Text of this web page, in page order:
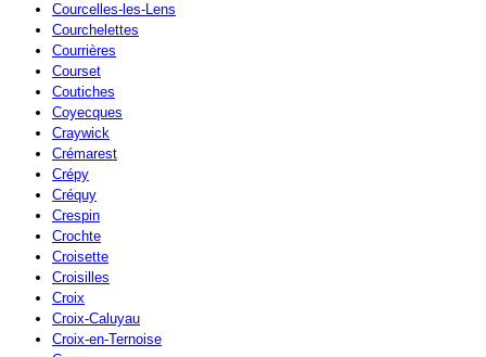
Courcelles-les-Lens
Courchelettes
Courrières
Courset
Coutiches
Coyecques
Craywick
Crémarest
Crépy
Créquy
Crespin
Crochte
Croisette
Croisilles
Croix
Croix-Caluyau
Croix-en-Ternoise